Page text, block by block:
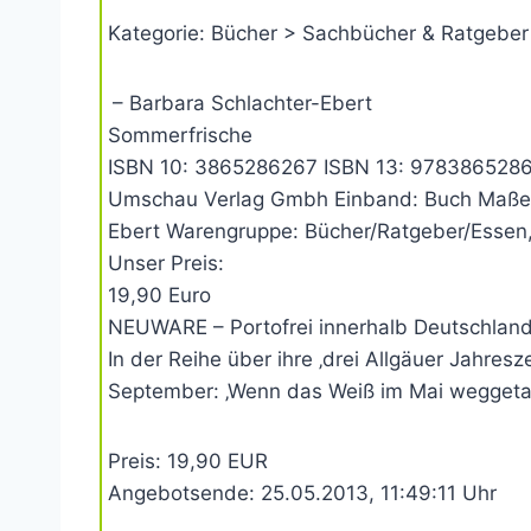
Kategorie: Bücher > Sachbücher &
– Barbara Schlachter-Ebert
Sommerfrische
ISBN 10: 3865286267 ISBN 13:
Umschau Verlag Gmbh Einband: Buch
Ebert Warengruppe: Bücher/Ratgeber/
Unser Preis:
19,90 Euro
NEUWARE – Portofrei innerhalb
In der Reihe über ihre ‚drei Allgäuer
September: ‚Wenn das Weiß im Mai
Preis: 19,90 EUR
Angebotsende: 25.05.2013, 11:49:11 Uhr